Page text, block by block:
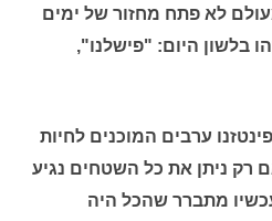
לא פתח מחזור של ימים
בלשון היום: "פישלנו",
ערבים המוכנים לחיות
רק ניתן את כל השטחים נגיע
מתברר שהכל היה